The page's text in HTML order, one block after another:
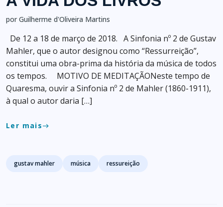
por Guilherme d'Oliveira Martins
De 12 a 18 de março de 2018. A Sinfonia nº 2 de Gustav
Mahler, que o autor designou como “Ressurreição”,
constitui uma obra-prima da história da música de todos
os tempos. MOTIVO DE MEDITAÇÃONeste tempo de
Quaresma, ouvir a Sinfonia nº 2 de Mahler (1860-1911),
à qual o autor daria […]
Ler maiseast
Tags
gustav mahler música ressureição